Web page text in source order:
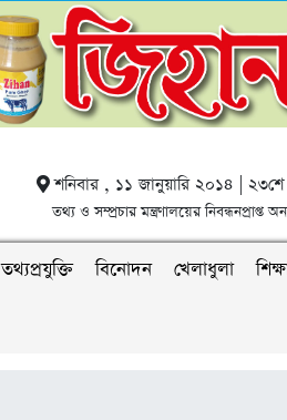
শনিবার , ১১ জানুয়ারি ২০১৪ | ২৩শে
তথ্য ও সম্প্রচার মন্ত্রণালয়ের নিবন্ধনপ্রাপ্ত
তথ্যপ্রযুক্তি বিনোদন খেলাধুলা